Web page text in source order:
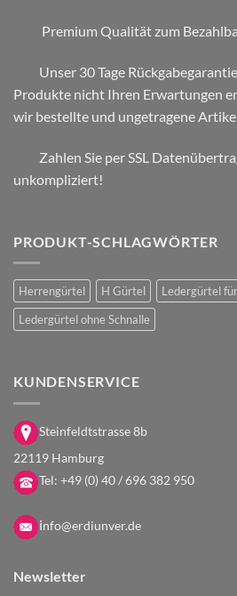
Premium Qualität zum
Unser 30 Tage
Produkte nicht Ihren Erwartungen
wir bestellte und ungetragene
Zahlen Sie per SSL
unkompliziert!
PRODUKT-SCHLAGWÖRTER
Herrengürtel H Gürtel
Ledergürtel
Ledergürtel ohne Schnalle
KUNDENSERVICE
Steinfeldtstrasse 8b
22119 Hamburg
Tel: +49 (0) 40 / 696 382 950
info@erdiunver.de
Newsletter